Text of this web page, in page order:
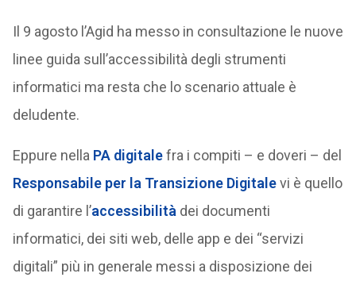
Il 9 agosto l’Agid ha messo in consultazione le nuove
linee guida sull’accessibilità degli strumenti
informatici ma resta che lo scenario attuale è
deludente.
Eppure nella PA digitalefra i compiti – e doveri – del
Responsabile per la Transizione Digitalevi è quello
di garantire l’accessibilità dei documenti
informatici, dei siti web, delle app e dei “servizi
digitali” più in generale messi a disposizione dei